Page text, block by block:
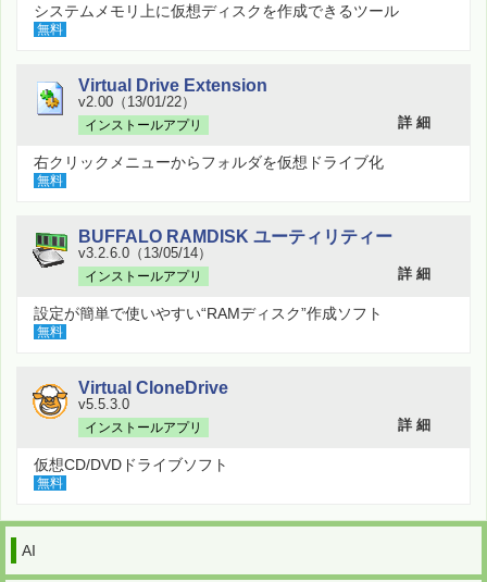
システムメモリ上に仮想ディスクを作成できるツール
無料
Virtual Drive Extension
v2.00（13/01/22）
インストールアプリ
詳 細
右クリックメニューからフォルダを仮想ドライブ化
無料
BUFFALO RAMDISK ユーティリティー
v3.2.6.0（13/05/14）
インストールアプリ
詳 細
設定が簡単で使いやすい“RAMディスク”作成ソフト
無料
Virtual CloneDrive
v5.5.3.0
インストールアプリ
詳 細
仮想CD/DVDドライブソフト
無料
AI